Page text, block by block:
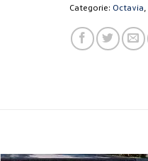
Categorie: Octavia